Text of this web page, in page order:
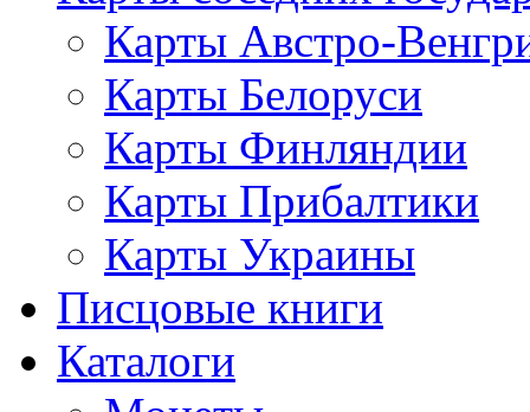
Карты Австро-
Карты Белоруси
Карты Финляндии
Карты Прибалтики
Карты Украины
Писцовые книги
Каталоги